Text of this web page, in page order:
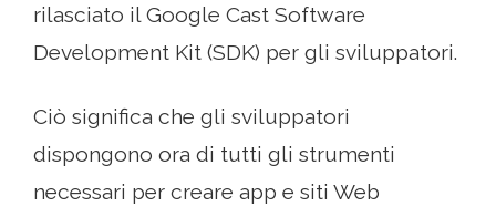
rilasciato il Google Cast Software
Development Kit (SDK) per gli sviluppatori.
Ciò significa che gli sviluppatori
dispongono ora di tutti gli strumenti
necessari per creare app e siti Web